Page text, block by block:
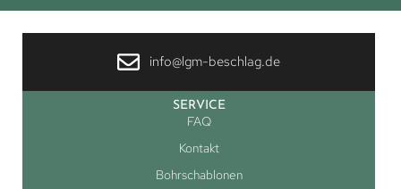
info@lgm-beschlag.de
SERVICE
FAQ
Kontakt
Bohrschablonen